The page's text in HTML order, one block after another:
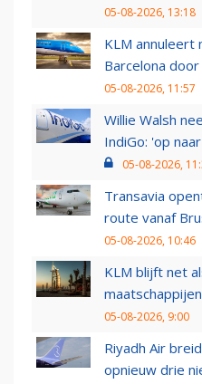
05-08-2026, 13:18
KLM annuleert
Barcelona
05-08-2026, 11:57
Willie Walsh
IndiGo: 'op
05-08-2026,
Transavia
route vanaf
05-08-2026, 10:46
KLM blijft net
05-08-2026, 9:00
Riyadh Air
opnieuw drie